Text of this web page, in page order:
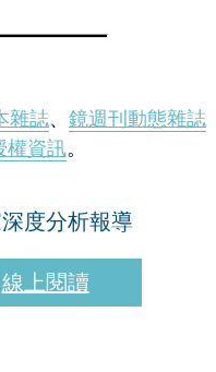
雜誌、 鏡週刊動態雜誌
權資訊。
度分析報導
線上閱讀